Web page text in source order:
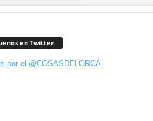
en Twitter
por el @COSASDELORCA.